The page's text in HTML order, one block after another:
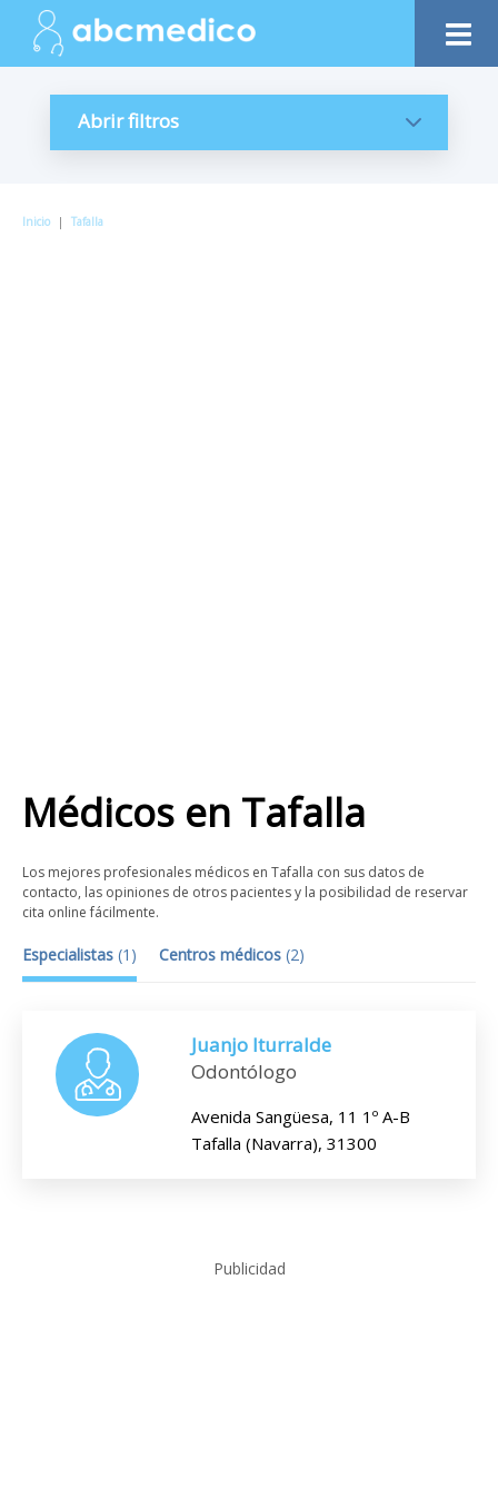
Abrir filtros
Inicio | Tafalla
Médicos en Tafalla
Los mejores profesionales médicos en Tafalla con sus datos de
contacto, las opiniones de otros pacientes y la posibilidad de reservar
cita online fácilmente.
Especialistas (1 ) Centros médicos (2)
Juanjo Iturralde
Odontólogo
Avenida Sangüesa, 11 1º A-B
Tafalla (Navarra), 31300
Publicidad